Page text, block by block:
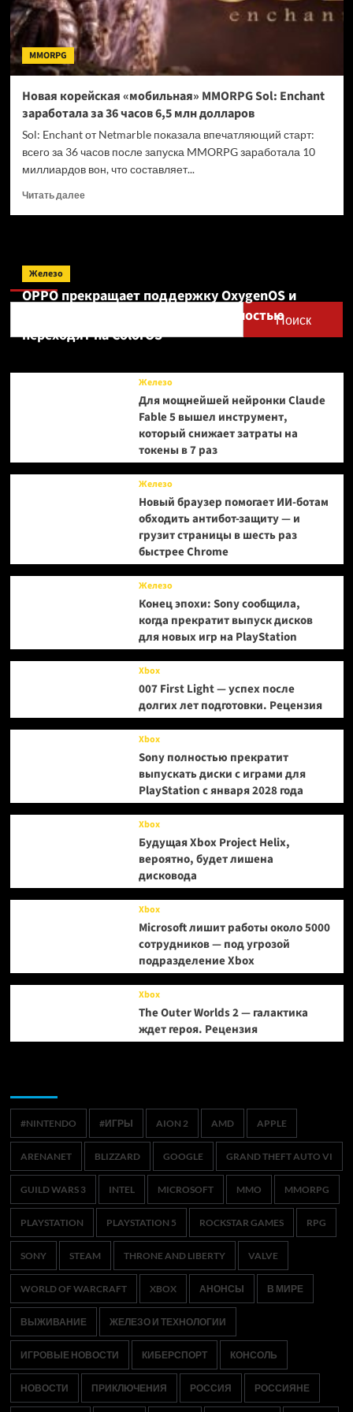
MMORPG
Новая корейская «мобильная» MMORPG Sol: Enchant
заработала за 36 часов 6,5 млн долларов
Sol: Enchant от Netmarble показала впечатляющий старт:
всего за 36 часов после запуска MMORPG заработала 10
миллиардов вон, что составляет...
Читать далееПрочитать
Sol:
за
часов
Поиск
Поиск
Железо
OPPO прекращает поддержку OxygenOS и
Realme UI — OnePlus и realme полностью
переходят на ColorOS
Железо
Для мощнейшей нейронки Claude
Fable 5 вышел инструмент,
который снижает затраты на
токены в 7 раз
Железо
Новый браузер помогает ИИ-ботам
обходить антибот-защиту — и
грузит страницы в шесть раз
быстрее Chrome
Железо
Конец эпохи: Sony сообщила,
когда прекратит выпуск дисков
для новых игр на PlayStation
Xbox
007 First Light — успех после
долгих лет подготовки. Рецензия
Xbox
Sony полностью прекратит
выпускать диски с играми для
PlayStation с января 2028 года
Xbox
Будущая Xbox Project Helix,
вероятно, будет лишена
дисковода
Xbox
Microsoft лишит работы около 5000
сотрудников — под угрозой
подразделение Xbox
Xbox
The Outer Worlds 2 — галактика
ждет героя. Рецензия
#NINTENDO #ИГРЫ AION 2 AMD APPLE
ARENANET BLIZZARD GOOGLE GRAND THEFT AUTO VI
GUILD WARS 3 INTEL MICROSOFT MMO MMORPG
PLAYSTATION PLAYSTATION 5 ROCKSTAR GAMES RPG
SONY STEAM THRONE AND LIBERTY VALVE
WORLD OF WARCRAFT XBOX АНОНСЫ В МИРЕ
ВЫЖИВАНИЕ ЖЕЛЕЗО И ТЕХНОЛОГИИ
ИГРОВЫЕ НОВОСТИ КИБЕРСПОРТ КОНСОЛЬ
НОВОСТИ ПРИКЛЮЧЕНИЯ РОССИЯ РОССИЯНЕ